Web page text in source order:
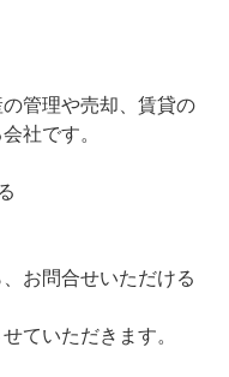
管理や売却、賃貸の
社です。
お問合せいただける
ていただきます。